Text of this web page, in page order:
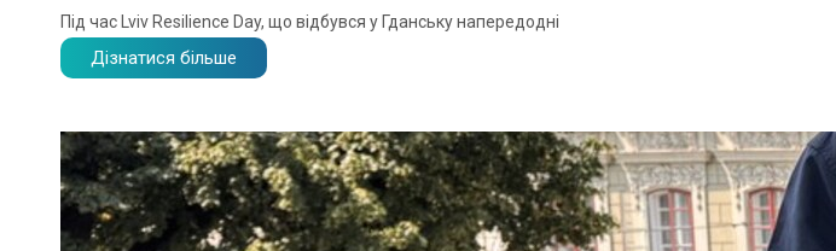
Під час Lviv Resilience Day, що відбувся у Гданську напередодні
Дізнатися більше